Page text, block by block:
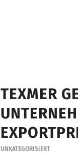
TEXMER
UNKATEGORISIERT